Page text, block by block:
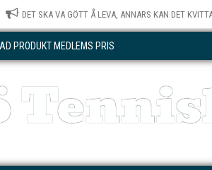
DET SKA VA GÖTT Å LEVA, ANNARS KAN DET
PRODUKT MEDLEMS PRIS